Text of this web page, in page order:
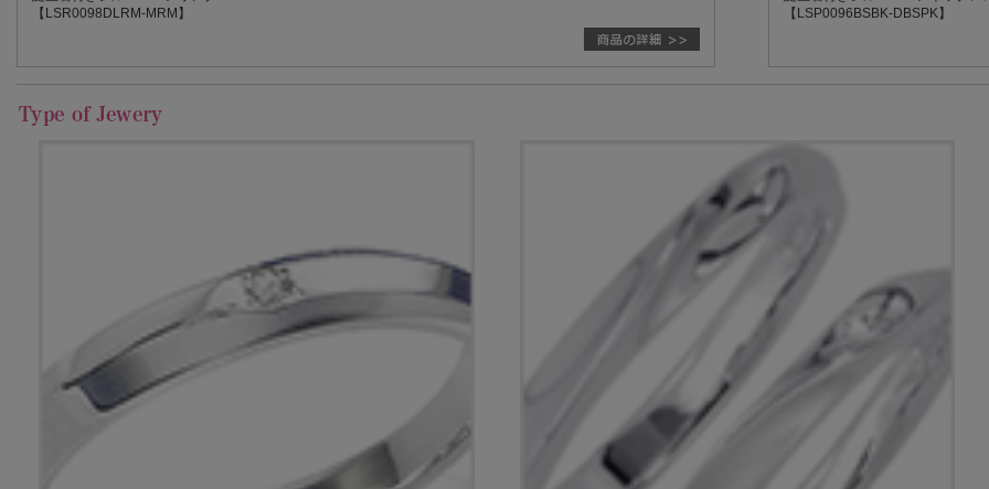
【LSR0098DLRM-MRM】
【LSP0096BSBK-DBSPK】